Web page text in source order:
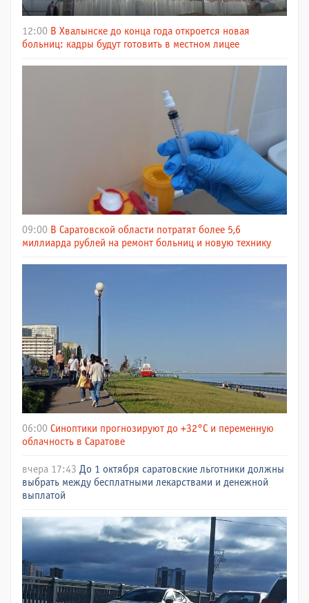
12:00 В Хвалынске до конца года откроется новая
больниц: кадры будут готовить в местном лицее
09:00 В Саратовской области потратят более 5,6
миллиарда рублей на ремонт больниц и новую технику
06:00 Синоптики прогнозируют до +32°C и переменную
облачность в Саратове
вчера 17:43 До 1 октября саратовские льготники должны
выбрать между бесплатными лекарствами и денежной
выплатой